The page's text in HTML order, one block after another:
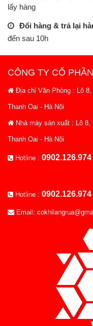
lấy hàng
Đổi hàng & trả lại
đến sau 10h
CÔNG TY CỔ
Địa chỉ Văn Phòng : Lô
Thanh Oai - Hà Nội
Nhà máy sản xuất : Lô
Thanh Oai - Hà Nội
Hotline : 0902.126.974
Hotline : 0902.126.974
Email: